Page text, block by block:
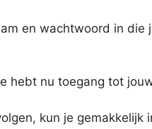
en wachtwoord in
je hebt nu toegang tot
kun je